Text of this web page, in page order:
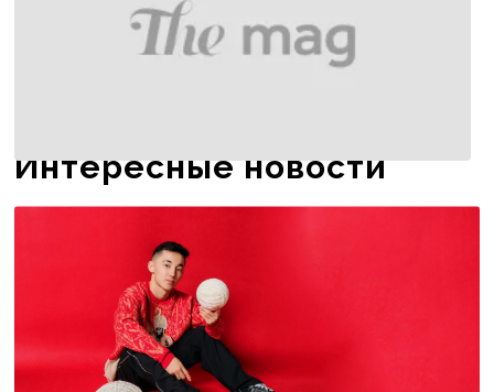
Интересные новости